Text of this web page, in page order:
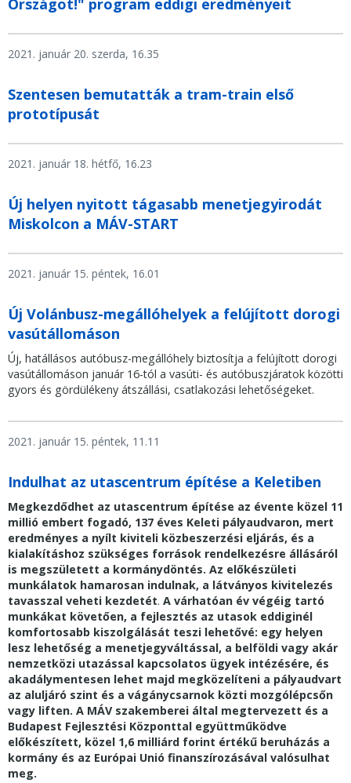
Országot!" program eddigi eredményeit
2021. január 20. szerda, 16.35
Szentesen bemutatták a tram-train első
prototípusát
2021. január 18. hétfő, 16.23
Új helyen nyitott tágasabb menetjegyirodát
Miskolcon a MÁV-START
2021. január 15. péntek, 16.01
Új Volánbusz-megállóhelyek a felújított dorogi
vasútállomáson
Új, hatállásos autóbusz-megállóhely biztosítja a felújított dorogi
vasútállomáson január 16-tól a vasúti- és autóbuszjáratok közötti
gyors és gördülékeny átszállási, csatlakozási lehetőségeket.
2021. január 15. péntek, 11.11
Indulhat az utascentrum építése a Keletiben
Megkezdődhet az utascentrum építése az évente közel 11
millió embert fogadó, 137 éves Keleti pályaudvaron, mert
eredményes a nyílt kiviteli közbeszerzési eljárás, és a
kialakításhoz szükséges források rendelkezésre állásáról
is megszületett a kormánydöntés. Az előkészületi
munkálatok hamarosan indulnak, a látványos kivitelezés
tavasszal veheti kezdetét. A várhatóan év végéig tartó
munkákat követően, a fejlesztés az utasok eddiginél
komfortosabb kiszolgálását teszi lehetővé: egy helyen
lesz lehetőség a menetjegyváltással, a belföldi vagy akár
nemzetközi utazással kapcsolatos ügyek intézésére, és
akadálymentesen lehet majd megközelíteni a pályaudvart
az aluljáró szint és a vágánycsarnok közti mozgólépcsőn
vagy liften. A MÁV szakemberei által megtervezett és a
Budapest Fejlesztési Központtal együttműködve
előkészített, közel 1,6 milliárd forint értékű beruházás a
kormány és az Európai Unió finanszírozásával valósulhat
meg.